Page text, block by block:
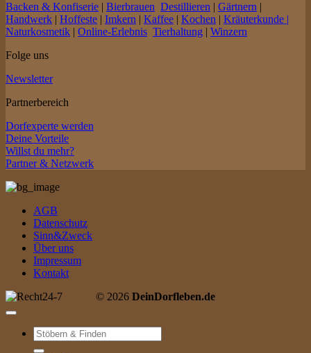
Backen & Konfiserie | Bierbrauen Destillieren | Gärtnern |
Handwerk | Hoffeste | Imkern | Kaffee | Kochen | Kräuterkunde |
Naturkosmetik | Online-Erlebnis Tierhaltung | Winzern
Folge uns
Newsletter
Partnerbereich
Dorfexperte werden
Deine Vorteile
Willst du mehr?
Partner & Netzwerk
AGB
Datenschutz
Sinn&Zweck
Über uns
Impressum
Kontakt
© 2026 DeinDorfleben.de
Suche
nach: